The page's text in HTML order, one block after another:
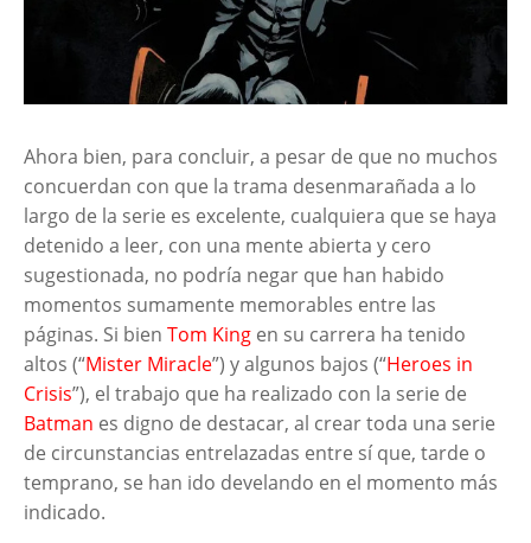
Ahora bien, para concluir, a pesar de que no muchos
concuerdan con que la trama desenmarañada a lo
largo de la serie es excelente, cualquiera que se haya
detenido a leer, con una mente abierta y cero
sugestionada, no podría negar que han habido
momentos sumamente memorables entre las
páginas. Si bien Tom King en su carrera ha tenido
altos (“Mister Miracle”) y algunos bajos (“Heroes in
Crisis”), el trabajo que ha realizado con la serie de
Batman es digno de destacar, al crear toda una serie
de circunstancias entrelazadas entre sí que, tarde o
temprano, se han ido develando en el momento más
indicado.